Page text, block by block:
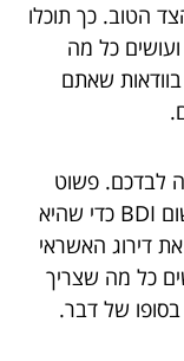
הטוב. כך תוכלו
כל מה
שאתם
לבדכם. פשוט
תפנו אל חברה במבינה בתחום של רישום BDI כדי שהיא
דירוג האשראי
כל מה שצריך
של דבר.